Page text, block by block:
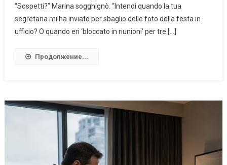
“Sospetti?” Marina sogghignò. “Intendi quando la tua
segretaria mi ha inviato per sbaglio delle foto della festa in
ufficio? O quando eri ‘bloccato in riunioni’ per tre […]
Продолжение...